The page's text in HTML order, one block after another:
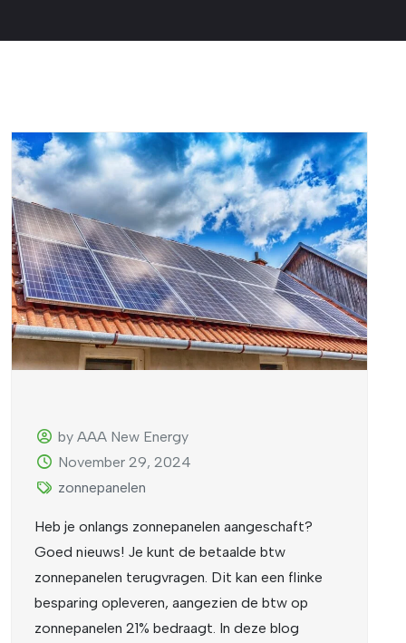
by AAA New Energy
November 29, 2024
zonnepanelen
Heb je onlangs zonnepanelen aangeschaft?
Goed nieuws! Je kunt de betaalde btw
zonnepanelen terugvragen. Dit kan een flinke
besparing opleveren, aangezien de btw op
zonnepanelen 21% bedraagt. In deze blog